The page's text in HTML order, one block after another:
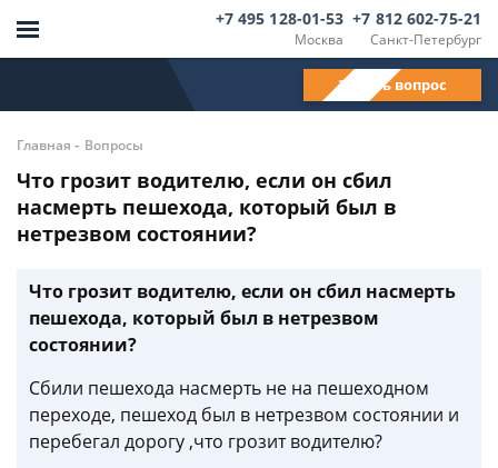
Москва
+7 495 128-01-53
Санкт-Петербург
+7 812 602-75-21
Задать вопрос
Главная - Вопросы
Что грозит водителю, если он сбил
насмерть пешехода, который был в
нетрезвом состоянии?
Что грозит водителю, если он сбил насмерть
пешехода, который был в нетрезвом
состоянии?
Сбили пешехода насмерть не на пешеходном
переходе, пешеход был в нетрезвом состоянии и
перебегал дорогу ,что грозит водителю?